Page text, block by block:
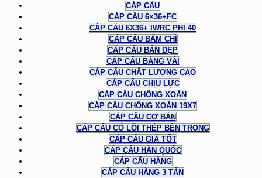
CÁP CẨU
CÁP CẨU 6×36+FC
CÁP CẨU 6X36+ IWRC PHI 40
CÁP CẨU BẤM CHÌ
CÁP CẨU BẢN DẸP
CÁP CẨU BẰNG VẢI
CÁP CẨU CHẤT LƯỢNG CAO
CÁP CẨU CHỊU LỰC
CÁP CẨU CHỐNG XOẮN
CÁP CẨU CHỐNG XOẮN 19X7
CÁP CẨU CƠ BẢN
CÁP CẨU CÓ LÕI THÉP BÊN TRONG
CÁP CẨU GIÁ TỐT
CÁP CẨU HÀN QUỐC
CÁP CẨU HÀNG
CÁP CẨU HÀNG 3 TẤN